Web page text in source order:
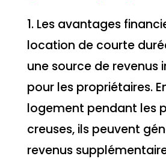
1. Les avantages
location de courte
une source de revenus
pour les propriétaires.
logement pendant les
creuses, ils peuvent
revenus